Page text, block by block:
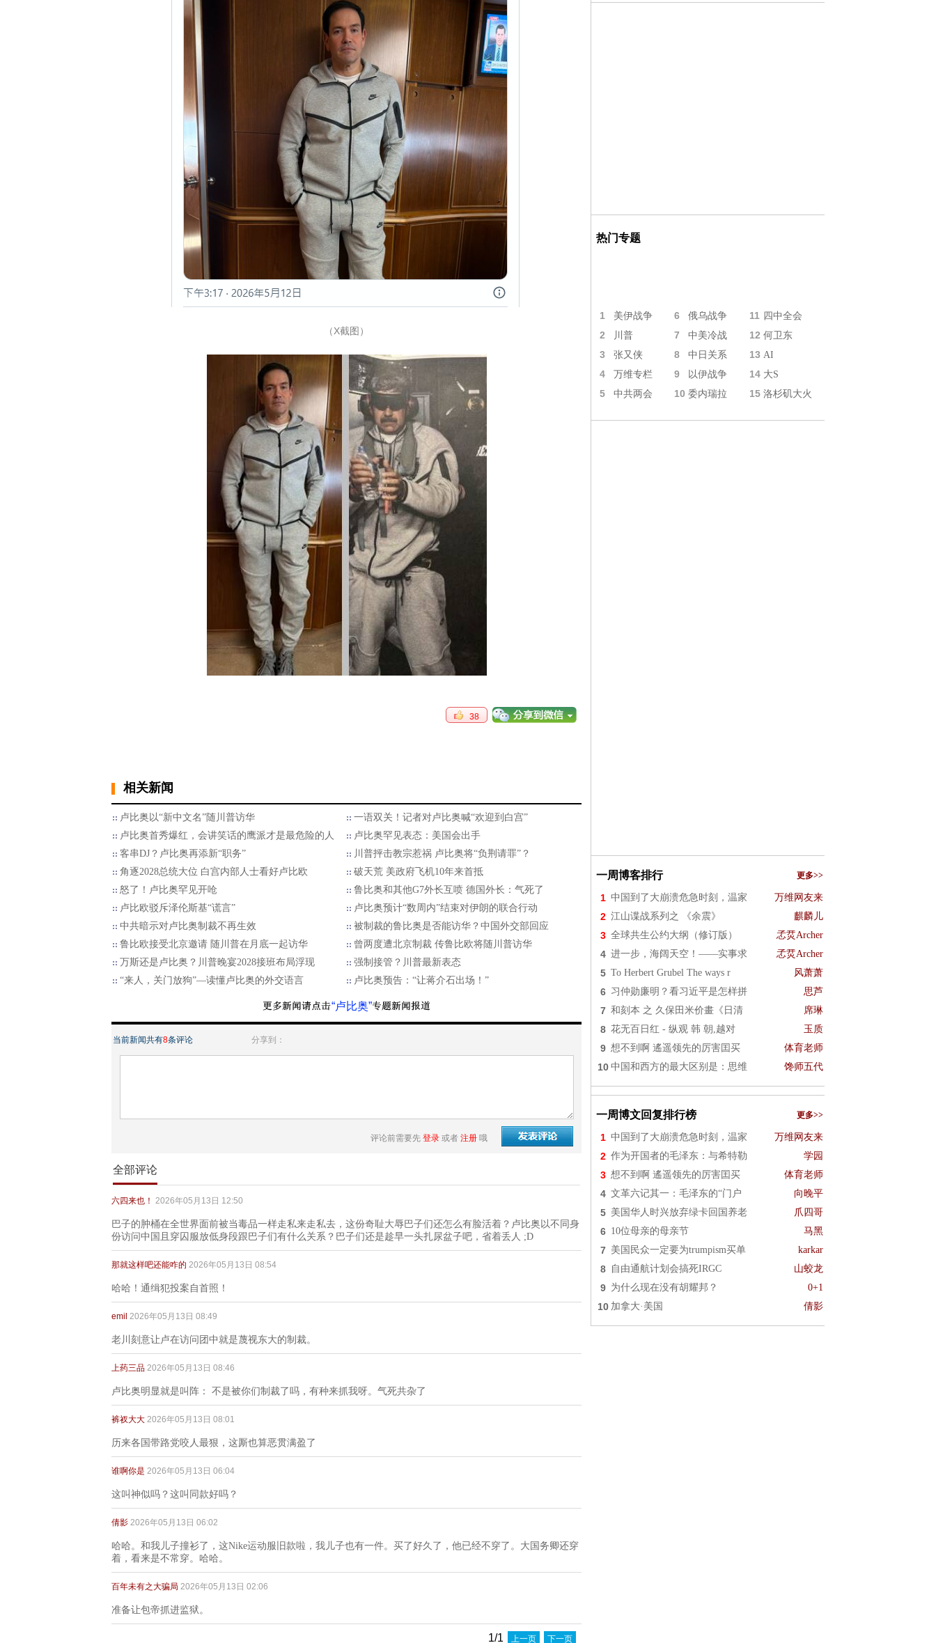
（X截图）
38
相关新闻
卢比奥以“新中文名”随川普访华
一语双关！记者对卢比奥喊“欢迎到白宫”
卢比奥首秀爆红，会讲笑话的鹰派才是最危险的人
卢比奥罕见表态：美国会出手
客串DJ？卢比奥再添新“职务”
川普抨击教宗惹祸 卢比奥将“负荆请罪”？
角逐2028总统大位 白宫内部人士看好卢比欧
破天荒 美政府飞机10年来首抵
怒了！卢比奥罕见开呛
鲁比奥和其他G7外长互喷 德国外长：气死了
卢比欧驳斥泽伦斯基“谎言”
卢比奥预计“数周内”结束对伊朗的联合行动
中共暗示对卢比奥制裁不再生效
被制裁的鲁比奥是否能访华？中国外交部回应
鲁比欧接受北京邀请 随川普在月底一起访华
曾两度遭北京制裁 传鲁比欧将随川普访华
万斯还是卢比奥？川普晚宴2028接班布局浮现
强制接管？川普最新表态
“来人，关门放狗”—读懂卢比奥的外交语言
卢比奥预告：“让蒋介石出场！”
“卢比奥”
当前新闻共有8条评论 分享到：
评论前需要先 登录 或者 注册 哦
全部评论
六四来也！ 2026年05月13日 12:50
巴子的肿桶在全世界面前被当毒品一样走私来走私去，这份奇耻大辱巴子们还怎么有脸活着？卢比奥以不同身
份访问中国且穿囚服放低身段跟巴子们有什么关系？巴子们还是趁早一头扎尿盆子吧，省着丢人 ;D
那就这样吧还能咋的 2026年05月13日 08:54
哈哈！通缉犯投案自首照！
emil 2026年05月13日 08:49
老川刻意让卢在访问团中就是蔑视东大的制裁。
上药三品 2026年05月13日 08:46
卢比奥明显就是叫阵： 不是被你们制裁了吗，有种来抓我呀。气死共杂了
裤衩大大 2026年05月13日 08:01
历来各国带路党咬人最狠，这厮也算恶贯满盈了
谁啊你是 2026年05月13日 06:04
这叫神似吗？这叫同款好吗？
倩影 2026年05月13日 06:02
哈哈。和我儿子撞衫了，这Nike运动服旧款啦，我儿子也有一件。买了好久了，他已经不穿了。大国务卿还穿
着，看来是不常穿。哈哈。
百年未有之大骗局 2026年05月13日 02:06
准备让包帝抓进监狱。
1/1 上一页 下一页
热门专题
1 美伊战争 6 俄乌战争 11 四中全会
2 川普 7 中美冷战 12 何卫东
3 张又侠 8 中日关系 13 AI
4 万维专栏 9 以伊战争 14 大S
5 中共两会 10 委内瑞拉 15 洛杉矶大火
一周博客排行 更多>>
1 中国到了大崩溃危急时刻，温家 万维网友来
2 江山谍战系列之 《余震》 麒麟儿
3 全球共生公约大纲（修订版） 孞烎Archer
4 进一步，海阔天空！——实事求 孞烎Archer
5 To Herbert Grubel The ways r 风萧萧
6 习仲勋廉明？看习近平是怎样拼 思芦
7 和刻本 之 久保田米价畫《日清 席琳
8 花无百日红 - 纵观 韩 朝,越对 玉质
9 想不到啊 遙遥领先的厉害囯买 体育老师
10 中国和西方的最大区别是：思维 馋师五代
一周博文回复排行榜 更多>>
1 中国到了大崩溃危急时刻，温家 万维网友来
2 作为开国者的毛泽东：与希特勒 学园
3 想不到啊 遙遥领先的厉害囯买 体育老师
4 文革六记其一：毛泽东的“门户 向晚平
5 美国华人时兴放弃绿卡回国养老 爪四哥
6 10位母亲的母亲节 马黑
7 美国民众一定要为trumpism买单 karkar
8 自由通航计划会搞死IRGC 山蛟龙
9 为什么现在没有胡耀邦？ 0+1
10 加拿大·美国 倩影